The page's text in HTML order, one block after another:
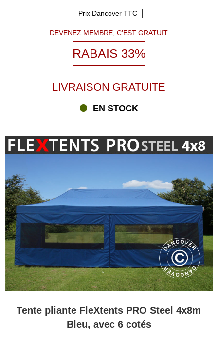
Prix Dancover TTC
DEVENEZ MEMBRE, C’EST GRATUIT
RABAIS 33%
LIVRAISON GRATUITE
EN STOCK
Tente pliante FleXtents PRO Steel 4x8m
Bleu, avec 6 cotés